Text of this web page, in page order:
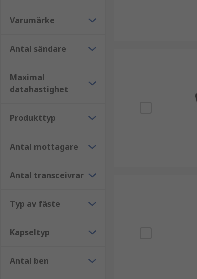
Varumärke
Antal sändare
Maximal
datahastighet
Produkttyp
Antal mottagare
Antal transceivrar
Typ av fäste
Kapseltyp
Antal ben